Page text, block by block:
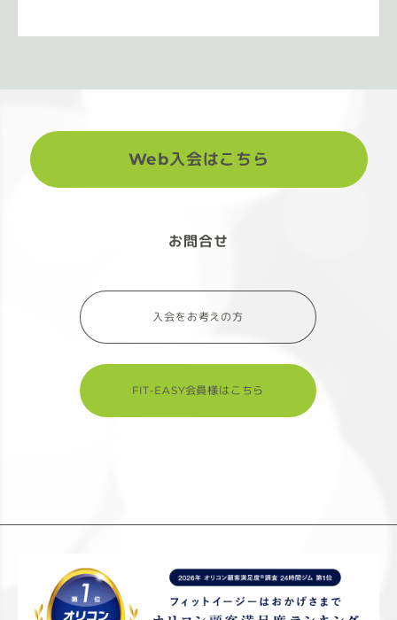
Web入会はこちら
お問合せ
入会をお考えの方
FIT-EASY会員様はこちら